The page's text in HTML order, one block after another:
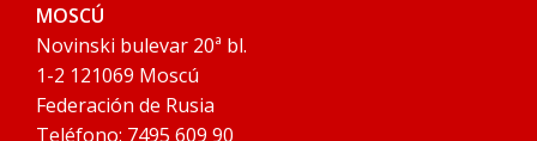
MOSCÚ
Novinski bulevar 20ª bl.
1-2 121069 Moscú
Federación de Rusia
Teléfono: 7495 609 90